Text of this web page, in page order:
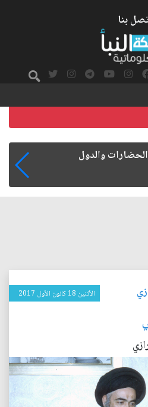
بنا
على صفيح ساخن
الأثنين 18 كانون الأول 2017